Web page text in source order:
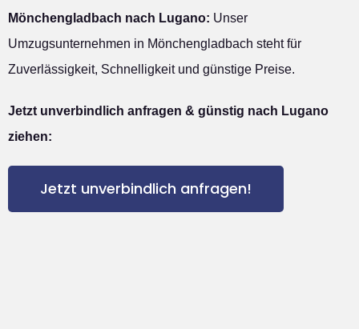
Mönchengladbach nach Lugano: Unser
Umzugsunternehmen in Mönchengladbach steht für
Zuverlässigkeit, Schnelligkeit und günstige Preise.
Jetzt unverbindlich anfragen & günstig nach Lugano
ziehen:
Jetzt unverbindlich anfragen!